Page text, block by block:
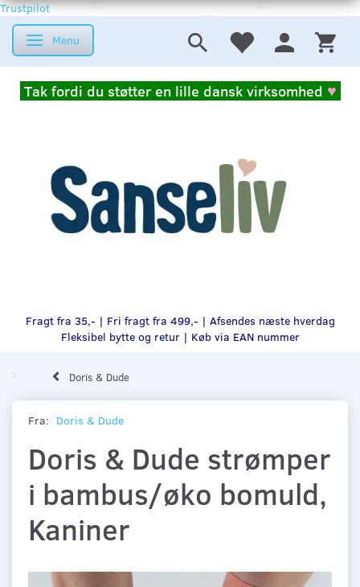
Trustpilot
Skifte navigation
Menu
Tak fordi du støtter en lille dansk virksomhed ♥
Fragt fra 35,- | Fri fragt fra 499,- | Afsendes næste hverdag
Fleksibel bytte og retur | Køb via EAN nummer
Doris & Dude
Fra: Doris & Dude
Doris & Dude strømper
i bambus/øko bomuld,
Kaniner